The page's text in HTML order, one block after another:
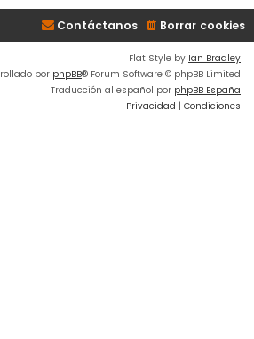
Borrar cookies
Contáctanos
Flat Style by Ian Bradley
por phpBB® Forum Software © phpBB Limited
Traducción al español por phpBB España
Privacidad | Condiciones